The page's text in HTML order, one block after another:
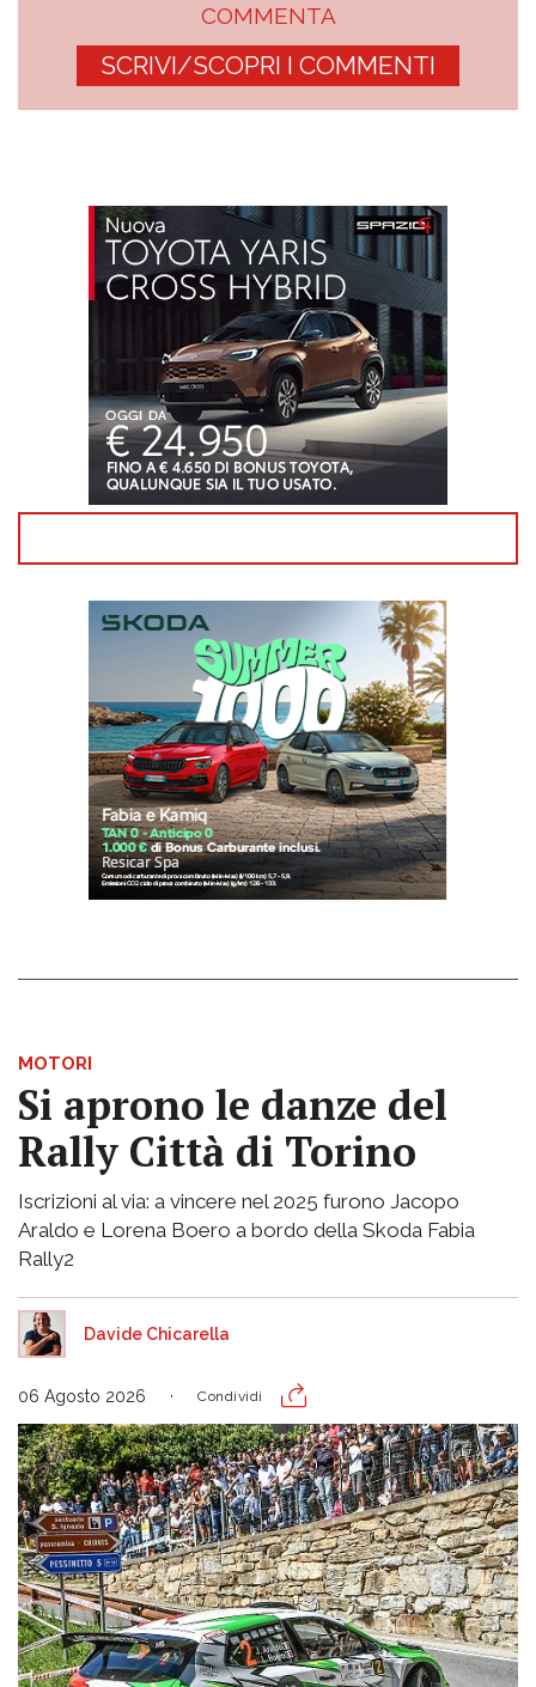
COMMENTA
SCRIVI/SCOPRI I COMMENTI
MOTORI
Si aprono le danze del
Rally Città di Torino
Iscrizioni al via: a vincere nel 2025 furono Jacopo
Araldo e Lorena Boero a bordo della Skoda Fabia
Rally2
Davide Chicarella
06 Agosto 2026 Condividi